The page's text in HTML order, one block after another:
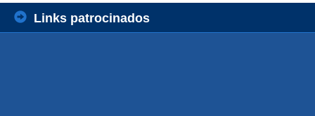
Links patrocinados